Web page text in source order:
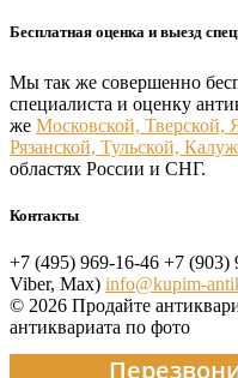
Бесплатная оценка и выезд
Мы так же совершенно
специалиста и оценку
же Московской, Тверской,
Рязанской, Тульской,
областях России и СНГ.
Контакты
+7 (495) 969-16-46 +7 (903)
Viber, Max) info@kupim-
© 2026 Продайте
антиквариата по фото